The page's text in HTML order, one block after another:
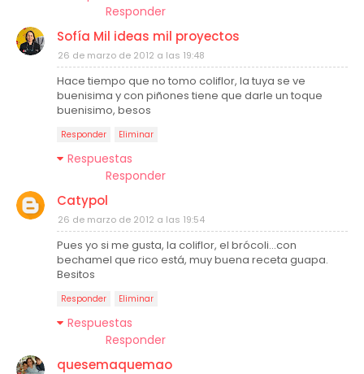
Responder
Sofía Mil ideas mil proyectos
26 de marzo de 2012 a las 19:48
Hace tiempo que no tomo coliflor, la tuya se ve
buenisima y con piñones tiene que darle un toque
buenisimo, besos
Responder Eliminar
Respuestas
Responder
Catypol
26 de marzo de 2012 a las 19:54
Pues yo si me gusta, la coliflor, el brócoli...con
bechamel que rico está, muy buena receta guapa.
Besitos
Responder Eliminar
Respuestas
Responder
quesemaquemao